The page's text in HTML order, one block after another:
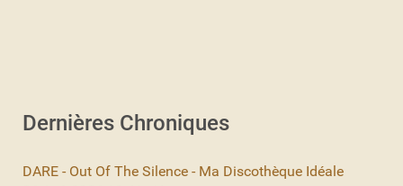
Dernières Chroniques
DARE - Out Of The Silence - Ma Discothèque Idéale